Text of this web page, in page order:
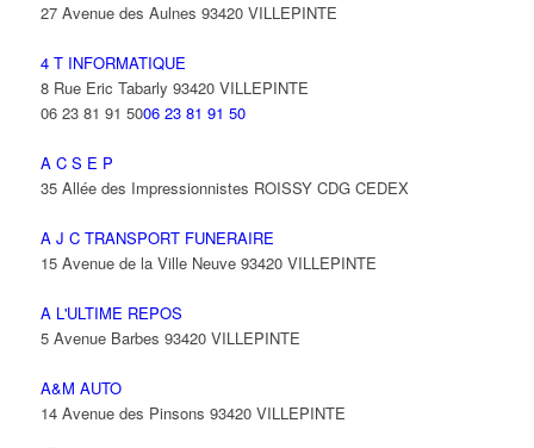
27 Avenue des Aulnes 93420 VILLEPINTE
4 T INFORMATIQUE
8 Rue Eric Tabarly 93420 VILLEPINTE
06 23 81 91 5006 23 81 91 50
A C S E P
35 Allée des Impressionnistes ROISSY CDG CEDEX
A J C TRANSPORT FUNERAIRE
15 Avenue de la Ville Neuve 93420 VILLEPINTE
A L'ULTIME REPOS
5 Avenue Barbes 93420 VILLEPINTE
A&M AUTO
14 Avenue des Pinsons 93420 VILLEPINTE